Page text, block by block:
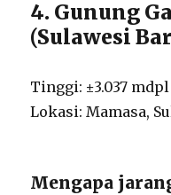
4. Gunung
(Sulawesi
Tinggi: ±3.037 mdpl
Lokasi: Mamasa,
Mengapa